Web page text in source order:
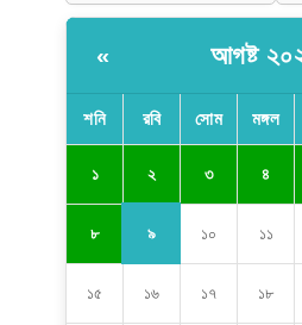
« আগষ্ট
শনি রবি সোম মঙ্গল
১ ২ ৩ ৪
৮ ৯ ১০ ১১
১৫ ১৬ ১৭ ১৮